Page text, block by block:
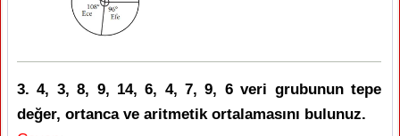
3. 4, 3, 8, 9, 14, 6, 4, 7, 9, 6 veri grubunun tepe
değer, ortanca ve aritmetik ortalamasını bulunuz.